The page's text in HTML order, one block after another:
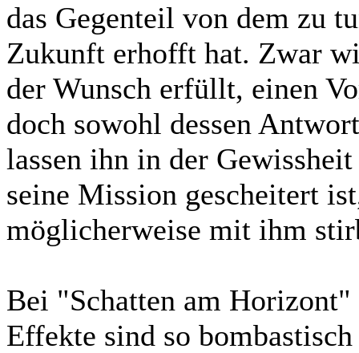
das Gegenteil von dem zu
Zukunft erhofft hat. Zwar
der Wunsch erfüllt, einen
doch sowohl dessen
lassen ihn in der
seine Mission gescheitert
möglicherweise mit ihm
Bei "Schatten am
Effekte sind so